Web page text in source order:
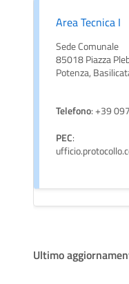
Area Tecnica I
Sede Comunale
85018 Piazza
Potenza,
Telefono: +39
PEC:
Ultimo